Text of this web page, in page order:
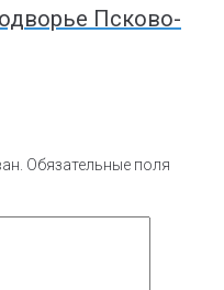
Псково-
Обязательные поля